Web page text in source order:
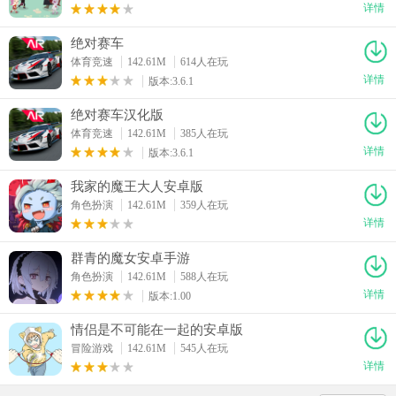
详情
绝对赛车
体育竞速 142.61M
614人在玩
版本:3.6.1
详情
绝对赛车汉化版
体育竞速 142.61M
385人在玩
版本:3.6.1
详情
我家的魔王大人安卓版
角色扮演 142.61M
359人在玩
详情
群青的魔女安卓手游
角色扮演 142.61M
588人在玩
版本:1.00
详情
情侣是不可能在一起的安卓版
冒险游戏 142.61M
545人在玩
详情